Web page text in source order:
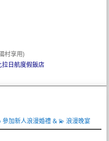
村享用)
日航度假飯店
加新人浪漫婚禮 & 💫 浪漫晚宴